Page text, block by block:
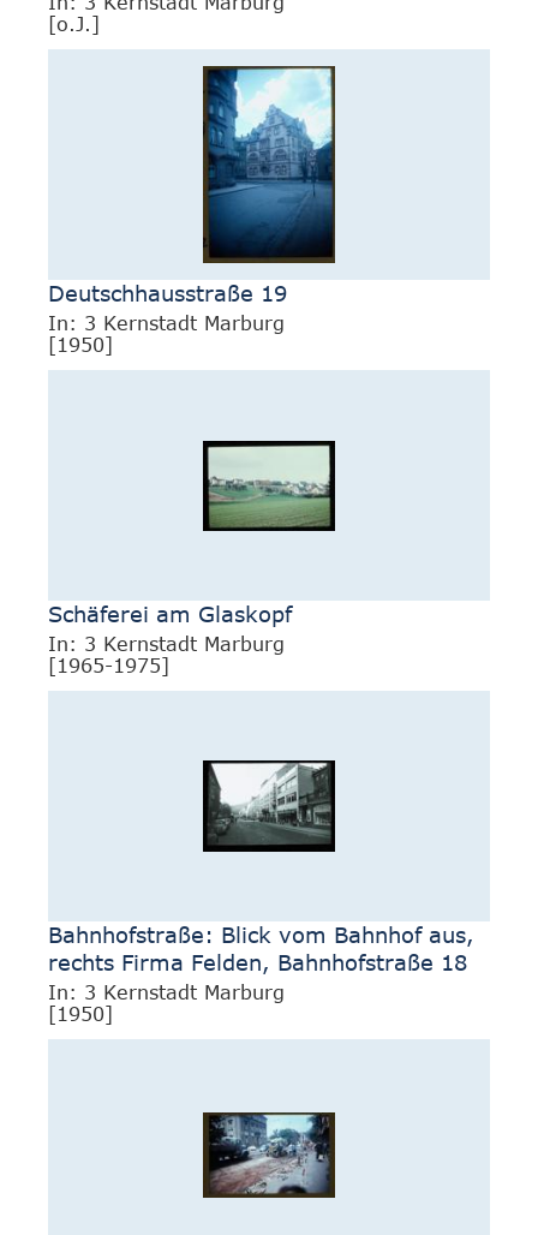
[o.J.]
Deutschhausstraße 19
In: 3 Kernstadt Marburg
[1950]
Schäferei am Glaskopf
In: 3 Kernstadt Marburg
[1965-1975]
Bahnhofstraße: Blick vom Bahnhof aus,
rechts Firma Felden, Bahnhofstraße 18
In: 3 Kernstadt Marburg
[1950]